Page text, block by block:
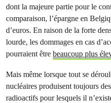
dont la majeure partie pour le
comparaison, l’épargne en
d’euros. En raison de la forte
lourde, les dommages en cas
pourraient être beaucoup plus
Mais même lorsque tout se
nucléaires produisent toujours
radioactifs pour lesquels il